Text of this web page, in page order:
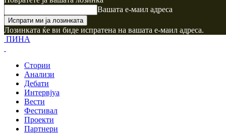
Вашата е-маил адреса
Лозинката ќе ви биде испратена на вашата е-маил адреса.
ПИНА
Стории
Анализи
Дебати
Интервјуа
Вести
Фестивал
Проекти
Партнери